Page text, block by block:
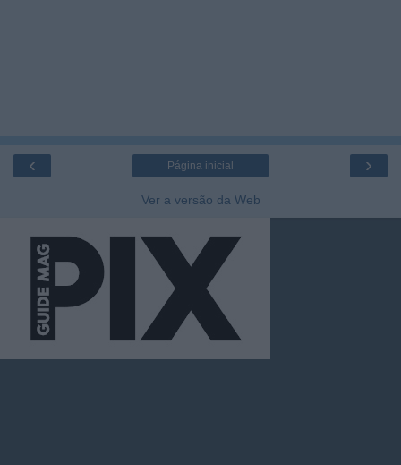
‹ ›
Página inicial
Ver a versão da Web